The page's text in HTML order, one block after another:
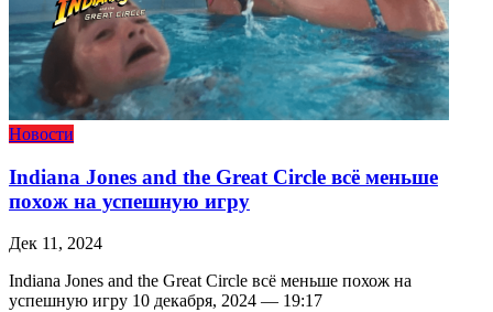
Новости
Indiana Jones and the Great Circle всё меньше
похож на успешную игру
Дек 11, 2024
Indiana Jones and the Great Circle всё меньше похож на
успешную игру 10 декабря, 2024 — 19:17